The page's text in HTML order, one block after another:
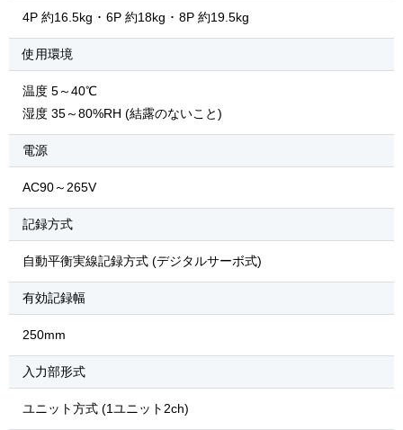
4P 約16.5kg ･ 6P 約18kg ･ 8P 約19.5kg
使用環境
温度 5～40℃
湿度 35～80%RH (結露のないこと)
電源
AC90～265V
記録方式
自動平衡実線記録方式 (デジタルサーボ式)
有効記録幅
250mm
入力部形式
ユニット方式 (1ユニット2ch)